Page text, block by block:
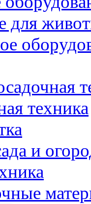
для
техника
и